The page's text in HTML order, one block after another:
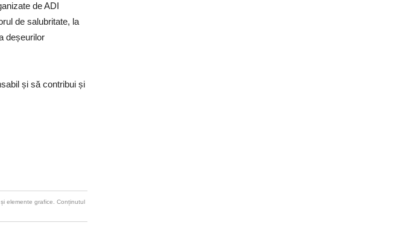
de ADI
de salubritate, la
deșeurilor
și să contribui și
elemente grafice. Conținutul